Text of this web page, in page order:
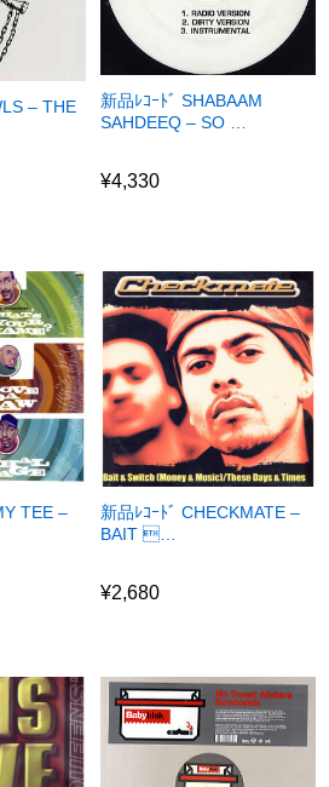
– THE
新品ﾚｺｰﾄﾞ SHABAAM
SAHDEEQ – SO …
¥4,330
TEE –
新品ﾚｺｰﾄﾞ CHECKMATE –
BAIT …
¥2,680